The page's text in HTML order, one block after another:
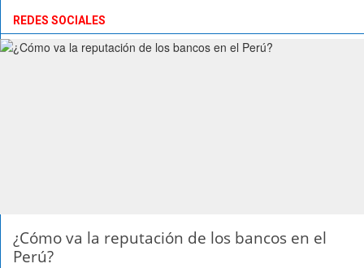
REDES SOCIALES
¿Cómo va la reputación de los bancos en el
Perú?